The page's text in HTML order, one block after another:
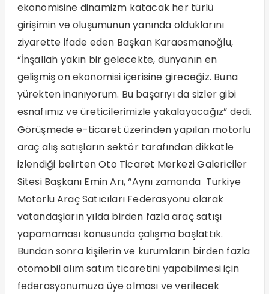
ekonomisine dinamizm katacak her türlü
girişimin ve oluşumunun yanında olduklarını
ziyarette ifade eden Başkan Karaosmanoğlu,
“İnşallah yakın bir gelecekte, dünyanın en
gelişmiş on ekonomisi içerisine gireceğiz. Buna
yürekten inanıyorum. Bu başarıyı da sizler gibi
esnafımız ve üreticilerimizle yakalayacağız” dedi.
Görüşmede e-ticaret üzerinden yapılan motorlu
araç alış satışların sektör tarafından dikkatle
izlendiği belirten Oto Ticaret Merkezi Galericiler
Sitesi Başkanı Emin Arı, “Aynı zamanda Türkiye
Motorlu Araç Satıcıları Federasyonu olarak
vatandaşların yılda birden fazla araç satışı
yapamaması konusunda çalışma başlattık.
Bundan sonra kişilerin ve kurumların birden fazla
otomobil alım satım ticaretini yapabilmesi için
federasyonumuza üye olması ve verilecek